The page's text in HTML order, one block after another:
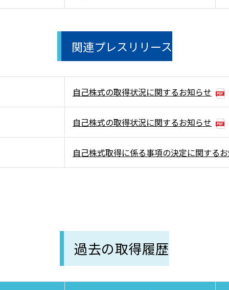
関連プレスリリース
自己株式の取得状況に関するお知らせ
自己株式の取得状況に関するお知らせ
自己株式取得に係る事項の決定に関する
過去の取得履歴